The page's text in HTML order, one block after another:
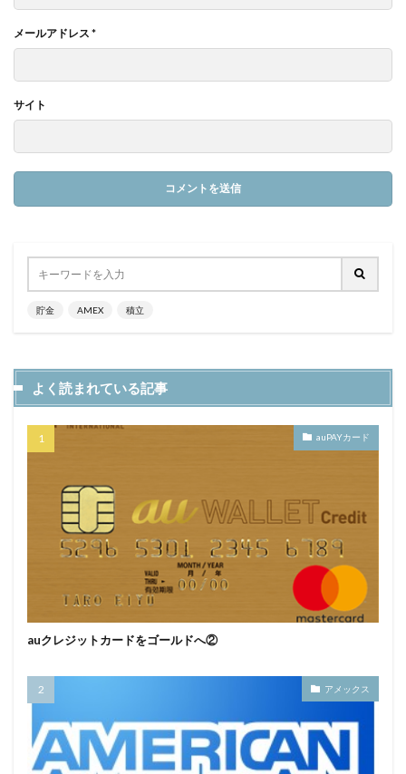
メールアドレス *
サイト
貯金 AMEX 積立
よく読まれている記事
auPAYカード
auクレジットカードをゴールドへ②
アメックス